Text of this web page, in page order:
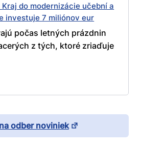
do modernizácie učební a
investuje 7 miliónov eur
počas letných prázdnin
z tých, ktoré zriaďuje
odber noviniek